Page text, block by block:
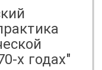
х годах"